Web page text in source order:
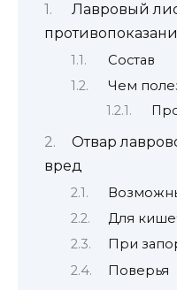
Лавровый
Состав
Чем
Отвар
вред
Для
При
Поверья